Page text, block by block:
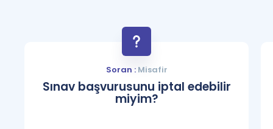
Soran :Misafir
Sınav başvurusunu iptal edebilir
miyim?